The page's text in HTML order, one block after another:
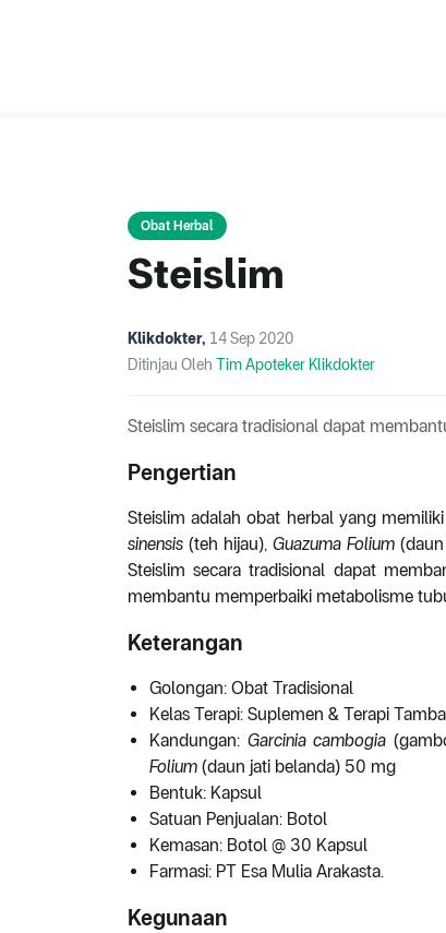
Obat Herbal
Steislim
Klikdokter, 14 Sep 2020
Ditinjau Oleh Tim Apoteker Klikdokter
Steislim secara tradisional dapat
Pengertian
Steislim adalah obat herbal yang
sinensis (teh hijau),Guazuma Folium
Steislim secara tradisional dapat
membantu memperbaiki metabolisme
Keterangan
Golongan: Obat Tradisional
Kelas Terapi: Suplemen & Terapi
Kandungan: Garcinia cambogia
Folium (daun jati belanda) 50 mg
Bentuk: Kapsul
Satuan Penjualan: Botol
Kemasan: Botol @ 30 Kapsul
Farmasi: PT Esa Mulia Arakasta.
Kegunaan